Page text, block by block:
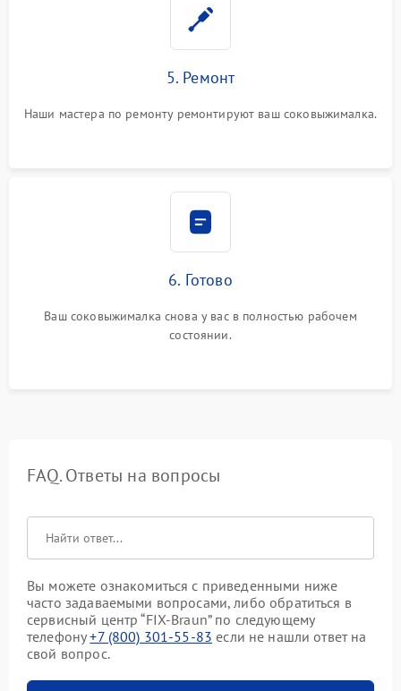
5. Ремонт
Наши мастера по ремонту ремонтируют ваш соковыжималка.
6. Готово
Ваш соковыжималка снова у вас в полностью рабочем
состоянии.
FAQ. Ответы на вопросы
Вы можете ознакомиться с приведенными ниже
часто задаваемыми вопросами, либо обратиться в
сервисный центр “FIX-Braun” по следующему
телефону+7 (800) 301-55-83 если не нашли ответ на
свой вопрос.